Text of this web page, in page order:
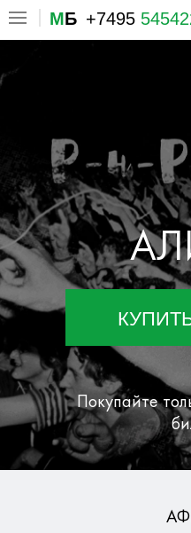
МБ +7495
Покупайте